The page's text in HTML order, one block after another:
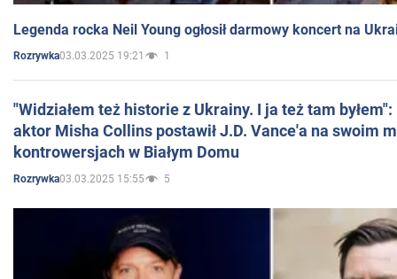
Legenda rocka Neil Young ogłosił darmowy koncert na
Rozrywka03.03.2025 19:21 1
"Widziałem też historie z Ukrainy. I ja też tam
aktor Misha Collins postawił J.D. Vance'a na swoim
kontrowersjach w Białym Domu
Rozrywka03.03.2025 15:55 5